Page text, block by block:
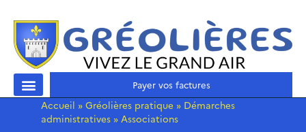
Payer vos factures
Accueil » Gréolières pratique » Démarches
administratives » Associations